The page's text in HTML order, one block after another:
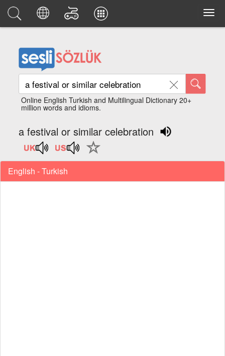
Online English Turkish and Multilingual Dictionary 20+
million words and idioms.
a festival or similar celebration
English - Turkish